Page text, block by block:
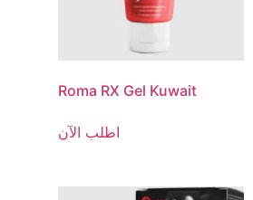
Roma RX Gel Kuwait
اطلب الآن